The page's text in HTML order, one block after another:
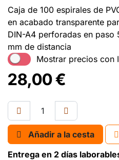
Caja de 100 espirales de
en acabado transparente
DIN-A4 perforadas en paso
mm de distancia
Mostrar precios con
28,00€
Añadir a la cesta
Entrega en 2 días